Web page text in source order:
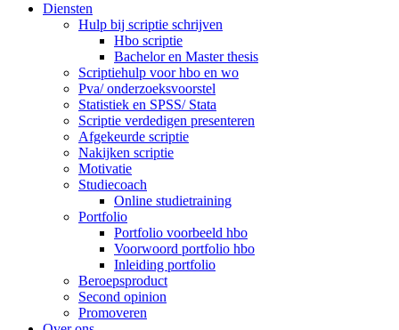
Diensten
Hulp bij scriptie schrijven
Hbo scriptie
Bachelor en Master thesis
Scriptiehulp voor hbo en wo
Pva/ onderzoeksvoorstel
Statistiek en SPSS/ Stata
Scriptie verdedigen presenteren
Afgekeurde scriptie
Nakijken scriptie
Motivatie
Studiecoach
Online studietraining
Portfolio
Portfolio voorbeeld hbo
Voorwoord portfolio hbo
Inleiding portfolio
Beroepsproduct
Second opinion
Promoveren